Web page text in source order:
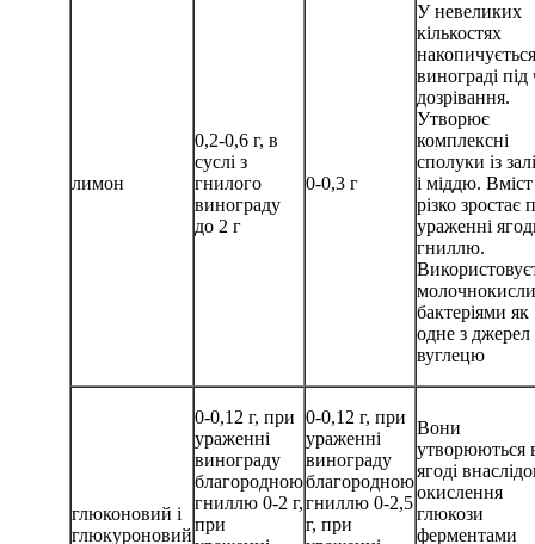
лимон
0,2-0,6 г, в
суслі з
гнилого
винограду
до 2 г
0-0,3 г
У невеликих
кількостях
винограді під
дозрівання.
Утворює
комплексні
сполуки із
і міддю. Вміст
різко зростає
ураженні
гниллю.
бактеріями як
одне з джерел
вуглецю
глюконовий і
глюкуроновий
0-0,12 г, при
ураженні
винограду
благородною
гниллю 0-2 г,
при
0-0,12 г, при
ураженні
винограду
благородною
гниллю 0-2,5
г, при
Вони
утворюються
ягоді
окислення
глюкози
ферментами